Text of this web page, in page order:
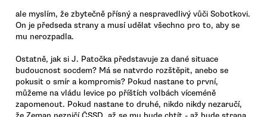
ale myslím, že zbytečně přísný a nespravedlivý vůči Sobotkovi.
On je předseda strany a musí udělat všechno pro to, aby se
mu nerozpadla.
Ostatně, jak si J. Patočka představuje za dané situace
budoucnost socdem? Má se natvrdo rozštěpit, anebo se
pokusit o smír a kompromis? Pokud nastane to první,
můžeme na vládu levice po příštích volbách víceméně
zapomenout. Pokud nastane to druhé, nikdo nikdy nezaručí,